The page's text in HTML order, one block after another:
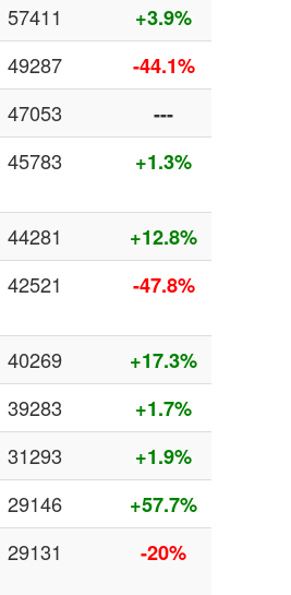
57411
+3.9%
49287
-44.1%
47053
---
45783 +1.3%
44281
+12.8%
42521 -47.8%
40269
+17.3%
39283
+1.7%
31293
+1.9%
29146
+57.7%
29131 -20%